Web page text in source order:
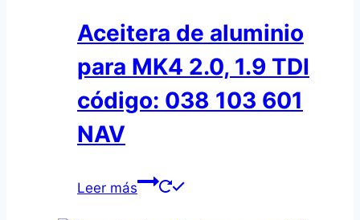
Aceitera de aluminio
para MK4 2.0, 1.9 TDI
código: 038 103 601
NAV
Leer más